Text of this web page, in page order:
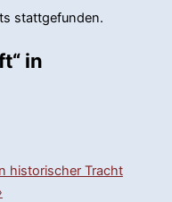
stattgefunden.
in
historischer Tracht